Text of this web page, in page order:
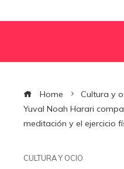
Home
Cultura y
Yuval Noah Harari
meditación y el ejercicio
CULTURA Y OCIO